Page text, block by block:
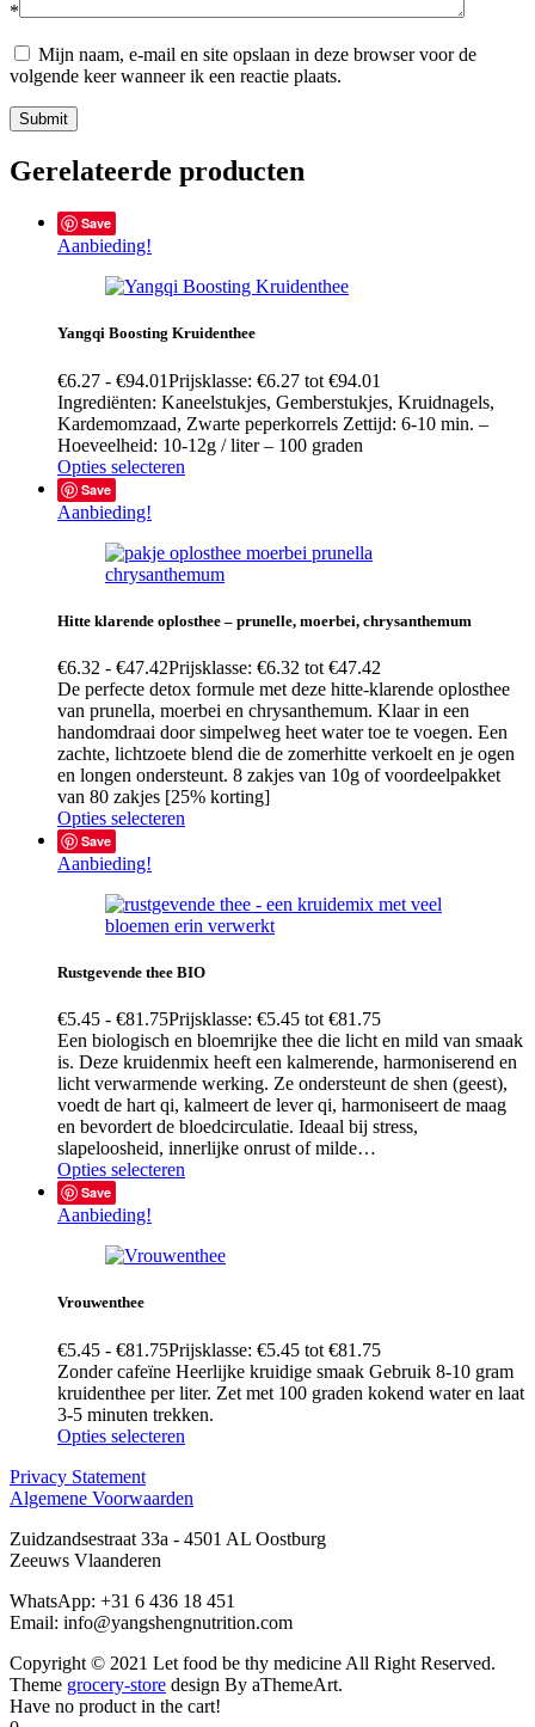
*
Mijn naam, e-mail en site opslaan in deze browser voor de
volgende keer wanneer ik een reactie plaats.
Submit
Gerelateerde producten
Save
Aanbieding!
Yangqi Boosting Kruidenthee
€6.27 - €94.01Prijsklasse: €6.27 tot €94.01
Ingrediënten: Kaneelstukjes, Gemberstukjes, Kruidnagels,
Kardemomzaad, Zwarte peperkorrels Zettijd: 6-10 min. –
Hoeveelheid: 10-12g / liter – 100 graden
Opties selecteren
Save
Aanbieding!
Hitte klarende oplosthee – prunelle, moerbei, chrysanthemum
€6.32 - €47.42Prijsklasse: €6.32 tot €47.42
De perfecte detox formule met deze hitte-klarende oplosthee
van prunella, moerbei en chrysanthemum. Klaar in een
handomdraai door simpelweg heet water toe te voegen. Een
zachte, lichtzoete blend die de zomerhitte verkoelt en je ogen
en longen ondersteunt. 8 zakjes van 10g of voordeelpakket
van 80 zakjes [25% korting]
Opties selecteren
Save
Aanbieding!
Rustgevende thee BIO
€5.45 - €81.75Prijsklasse: €5.45 tot €81.75
Een biologisch en bloemrijke thee die licht en mild van smaak
is. Deze kruidenmix heeft een kalmerende, harmoniserend en
licht verwarmende werking. Ze ondersteunt de shen (geest),
voedt de hart qi, kalmeert de lever qi, harmoniseert de maag
en bevordert de bloedcirculatie. Ideaal bij stress,
slapeloosheid, innerlijke onrust of milde…
Opties selecteren
Save
Aanbieding!
Vrouwenthee
€5.45 - €81.75Prijsklasse: €5.45 tot €81.75
Zonder cafeïne Heerlijke kruidige smaak Gebruik 8-10 gram
kruidenthee per liter. Zet met 100 graden kokend water en laat
3-5 minuten trekken.
Opties selecteren
Privacy Statement
Algemene Voorwaarden
Zuidzandsestraat 33a - 4501 AL Oostburg
Zeeuws Vlaanderen
WhatsApp: +31 6 436 18 451
Email: info@yangshengnutrition.com
Copyright © 2021 Let food be thy medicine All Right Reserved.
Theme grocery-store design By aThemeArt.
Have no product in the cart!